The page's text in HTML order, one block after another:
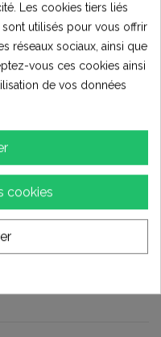
Les cookies tiers liés
utilisés pour vous offrir
réseaux sociaux, ainsi que
vous ces cookies ainsi
de vos données
cookies